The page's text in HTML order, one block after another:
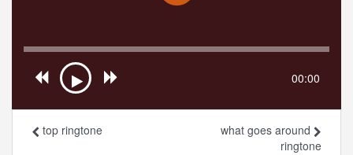
00:00
top ringtone
what goes around
ringtone